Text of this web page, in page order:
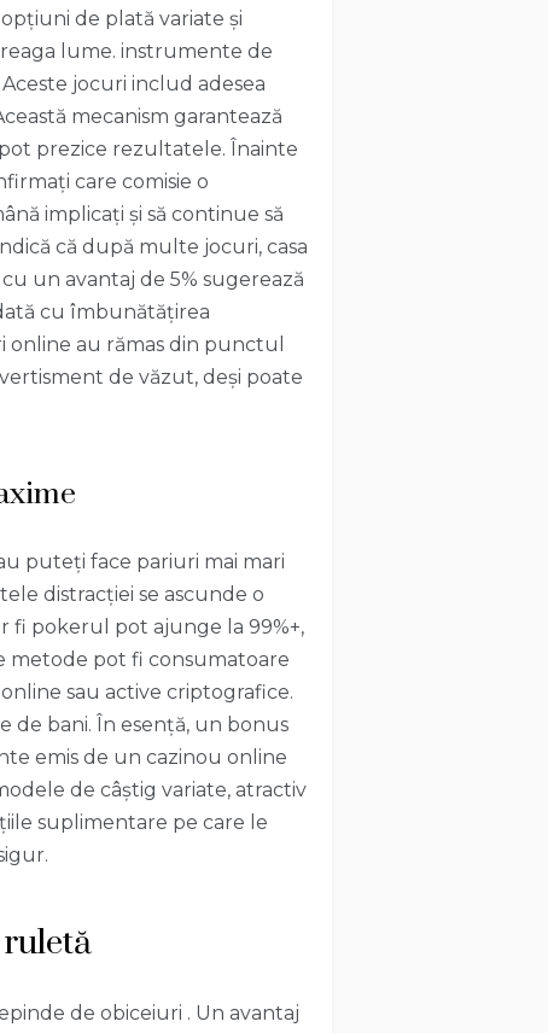
de plată variate și
lume. instrumente de
jocuri includ adesea
mecanism garantează
prezice rezultatele. Înainte
care comisie o
implicați și să continue să
că după multe jocuri, casa
un avantaj de 5% sugerează
cu îmbunătățirea
au rămas din punctul
de văzut, deși poate
puteți face pariuri mai mari
distracției se ascunde o
fi pokerul pot ajunge la 99%+,
metode pot fi consumatoare
sau active criptografice.
de bani. În esență, un bonus
emis de un cazinou online
de câștig variate, atractiv
suplimentare pe care le
de obiceiuri . Un avantaj